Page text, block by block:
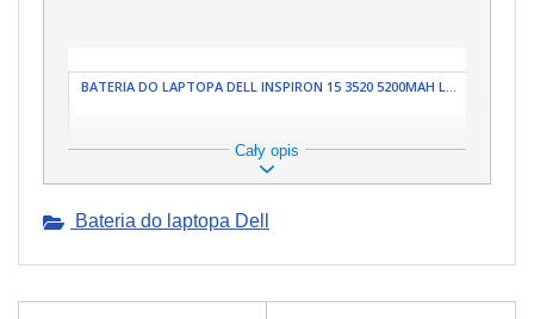
BATERIA DO LAPTOPA DELL INSPIRON 15 3520 5200MAH L...
Cały opis
Bateria do laptopa Dell